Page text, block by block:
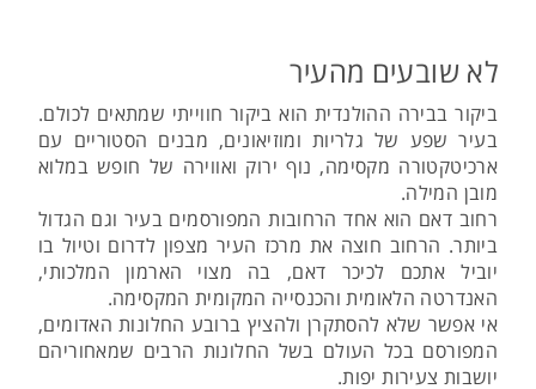
לא שובעים מהעיר
ביקור בבירה ההולנדית הוא ביקור חווייתי שמתאים לכולם.
בעיר שפע של גלריות ומוזיאונים, מבנים הסטוריים עם
ארכיטקטורה מקסימה, נוף ירוק ואווירה של חופש במלוא
מובן המילה.
רחוב דאם הוא אחד הרחובות המפורסמים בעיר וגם הגדול
ביותר. הרחוב חוצה את מרכז העיר מצפון לדרום וטיול בו
יוביל אתכם לכיכר דאם, בה מצוי הארמון המלכותי,
האנדרטה הלאומית והכנסייה המקומית המקסימה.
אי אפשר שלא להסתקרן ולהציץ ברובע החלונות האדומים,
המפורסם בכל העולם בשל החלונות הרבים שמאחוריהם
יושבות צעירות יפות.